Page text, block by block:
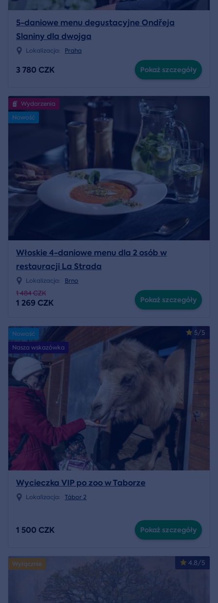
5-daniowe menu degustacyjne Ondřeja
Slaniny dla dwojga
Lokalizacja: Praha
3 780 CZK Pokaż szczegóły
Wydarzenia
Nowość
Włoskie 4-daniowe menu dla 2 osób w
restauracji La Strada
Lokalizacja: Brno
1 484 CZK
1 269 CZK Pokaż szczegóły
5/5
Nowość
Nasza wskazówka
Wycieczka VIP po zoo w Taborze
Lokalizacja: Tábor 2
1 500 CZK Pokaż szczegóły
4.8/5
Wyłącznie